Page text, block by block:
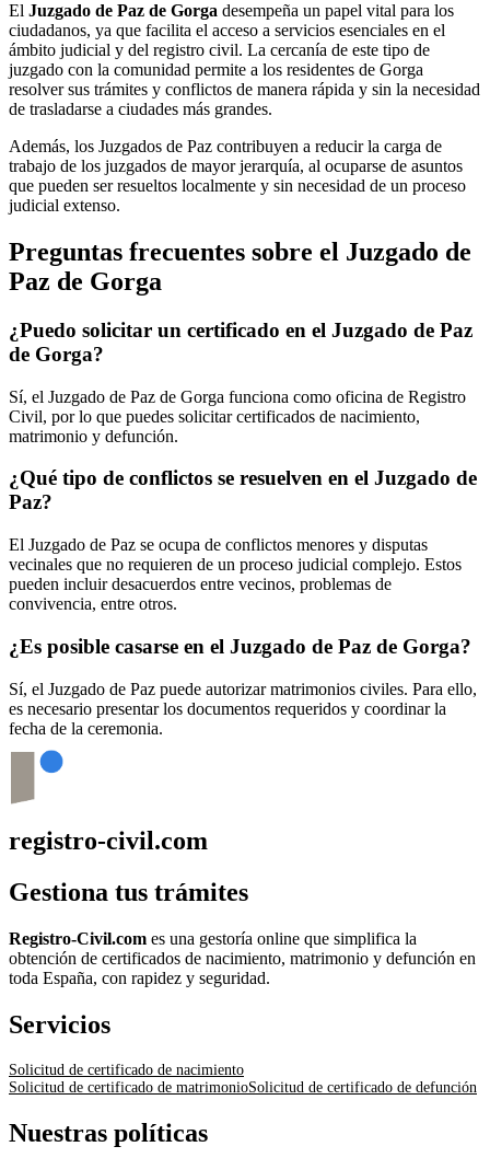
El Juzgado de Paz de Gorga desempeña un papel vital para los
ciudadanos, ya que facilita el acceso a servicios esenciales en el
ámbito judicial y del registro civil. La cercanía de este tipo de
juzgado con la comunidad permite a los residentes de Gorga
resolver sus trámites y conflictos de manera rápida y sin la necesidad
de trasladarse a ciudades más grandes.
Además, los Juzgados de Paz contribuyen a reducir la carga de
trabajo de los juzgados de mayor jerarquía, al ocuparse de asuntos
que pueden ser resueltos localmente y sin necesidad de un proceso
judicial extenso.
Preguntas frecuentes sobre el Juzgado de
Paz de Gorga
¿Puedo solicitar un certificado en el Juzgado de Paz
de Gorga?
Sí, el Juzgado de Paz de Gorga funciona como oficina de Registro
Civil, por lo que puedes solicitar certificados de nacimiento,
matrimonio y defunción.
¿Qué tipo de conflictos se resuelven en el Juzgado de
Paz?
El Juzgado de Paz se ocupa de conflictos menores y disputas
vecinales que no requieren de un proceso judicial complejo. Estos
pueden incluir desacuerdos entre vecinos, problemas de
convivencia, entre otros.
¿Es posible casarse en el Juzgado de Paz de Gorga?
Sí, el Juzgado de Paz puede autorizar matrimonios civiles. Para ello,
es necesario presentar los documentos requeridos y coordinar la
fecha de la ceremonia.
registro-civil.com
Gestiona tus trámites
Registro-Civil.com es una gestoría online que simplifica la
obtención de certificados de nacimiento, matrimonio y defunción en
toda España, con rapidez y seguridad.
Servicios
Solicitud de certificado de nacimiento
Solicitud de certificado de matrimonioSolicitud de certificado de defunción
Nuestras políticas